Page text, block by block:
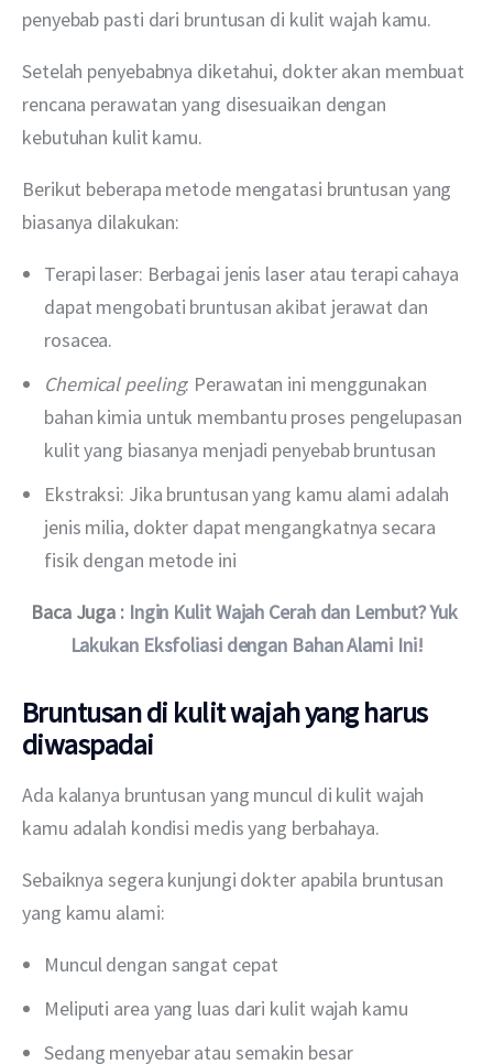
penyebab pasti dari bruntusan di kulit wajah kamu.
Setelah penyebabnya diketahui, dokter akan membuat
rencana perawatan yang disesuaikan dengan
kebutuhan kulit kamu.
Berikut beberapa metode mengatasi bruntusan yang
biasanya dilakukan:
Terapi laser: Berbagai jenis laser atau terapi cahaya
dapat mengobati bruntusan akibat jerawat dan
rosacea.
Chemical peeling: Perawatan ini menggunakan
bahan kimia untuk membantu proses pengelupasan
kulit yang biasanya menjadi penyebab bruntusan
Ekstraksi: Jika bruntusan yang kamu alami adalah
jenis milia, dokter dapat mengangkatnya secara
fisik dengan metode ini
Baca Juga : Ingin Kulit Wajah Cerah dan Lembut? Yuk
Lakukan Eksfoliasi dengan Bahan Alami Ini!
Bruntusan di kulit wajah yang harus
diwaspadai
Ada kalanya bruntusan yang muncul di kulit wajah
kamu adalah kondisi medis yang berbahaya.
Sebaiknya segera kunjungi dokter apabila bruntusan
yang kamu alami:
Muncul dengan sangat cepat
Meliputi area yang luas dari kulit wajah kamu
Sedang menyebar atau semakin besar